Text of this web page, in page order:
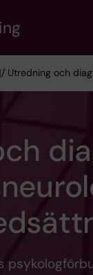
/ Utredning och